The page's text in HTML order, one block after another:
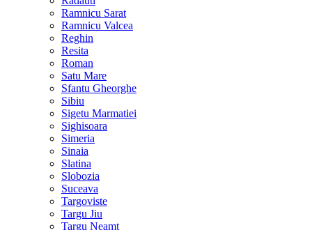
Ramnicu Sarat
Ramnicu Valcea
Reghin
Resita
Roman
Satu Mare
Sfantu Gheorghe
Sibiu
Sigetu Marmatiei
Sighisoara
Simeria
Sinaia
Slatina
Slobozia
Suceava
Targoviste
Targu Jiu
Targu Neamt